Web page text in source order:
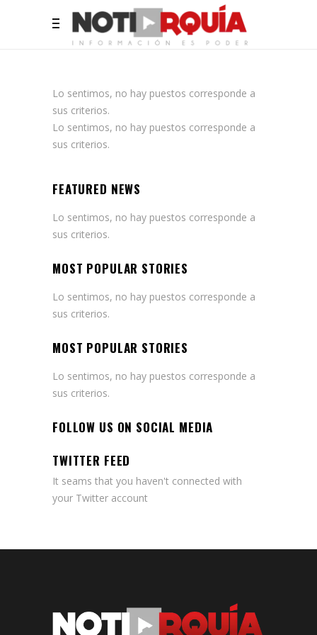
Lo sentimos, no hay puestos corresponde a
sus criterios.
Lo sentimos, no hay puestos corresponde a
sus criterios.
FEATURED NEWS
Lo sentimos, no hay puestos corresponde a
sus criterios.
MOST POPULAR STORIES
Lo sentimos, no hay puestos corresponde a
sus criterios.
MOST POPULAR STORIES
Lo sentimos, no hay puestos corresponde a
sus criterios.
FOLLOW US ON SOCIAL MEDIA
TWITTER FEED
It seams that you haven't connected with
your Twitter account